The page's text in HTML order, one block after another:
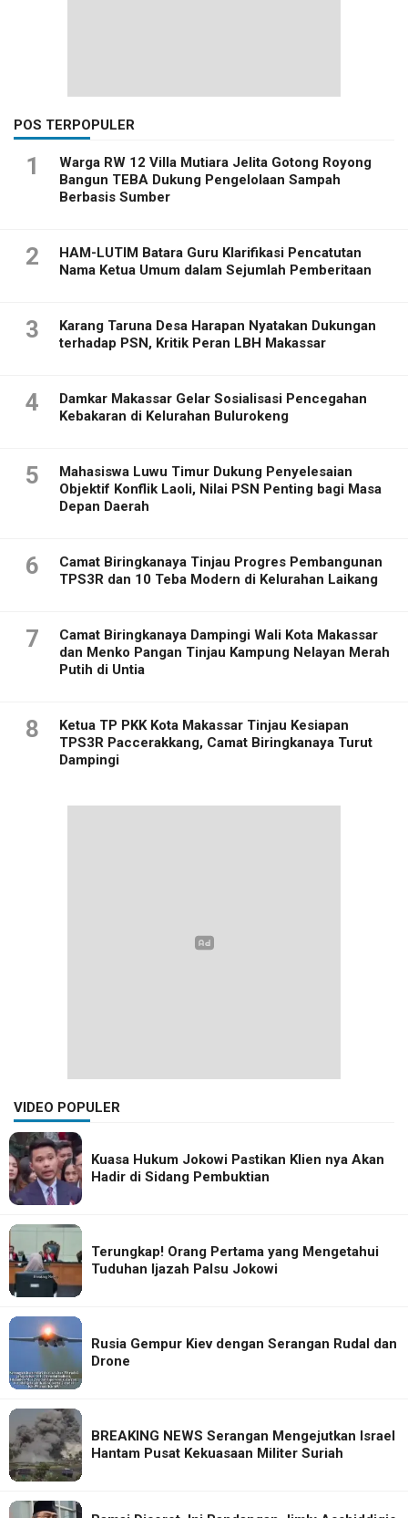
POS TERPOPULER
1
Warga RW 12 Villa Mutiara Jelita Gotong Royong
Bangun TEBA Dukung Pengelolaan Sampah
Berbasis Sumber
2
HAM-LUTIM Batara Guru Klarifikasi Pencatutan
Nama Ketua Umum dalam Sejumlah Pemberitaan
3
Karang Taruna Desa Harapan Nyatakan Dukungan
terhadap PSN, Kritik Peran LBH Makassar
4
Damkar Makassar Gelar Sosialisasi Pencegahan
Kebakaran di Kelurahan Bulurokeng
5
Mahasiswa Luwu Timur Dukung Penyelesaian
Objektif Konflik Laoli, Nilai PSN Penting bagi Masa
Depan Daerah
6
Camat Biringkanaya Tinjau Progres Pembangunan
TPS3R dan 10 Teba Modern di Kelurahan Laikang
7
Camat Biringkanaya Dampingi Wali Kota Makassar
dan Menko Pangan Tinjau Kampung Nelayan Merah
Putih di Untia
8
Ketua TP PKK Kota Makassar Tinjau Kesiapan
TPS3R Paccerakkang, Camat Biringkanaya Turut
Dampingi
VIDEO POPULER
Kuasa Hukum Jokowi Pastikan Klien nya Akan
Hadir di Sidang Pembuktian
Terungkap! Orang Pertama yang Mengetahui
Tuduhan Ijazah Palsu Jokowi
Rusia Gempur Kiev dengan Serangan Rudal dan
Drone
BREAKING NEWS Serangan Mengejutkan Israel
Hantam Pusat Kekuasaan Militer Suriah